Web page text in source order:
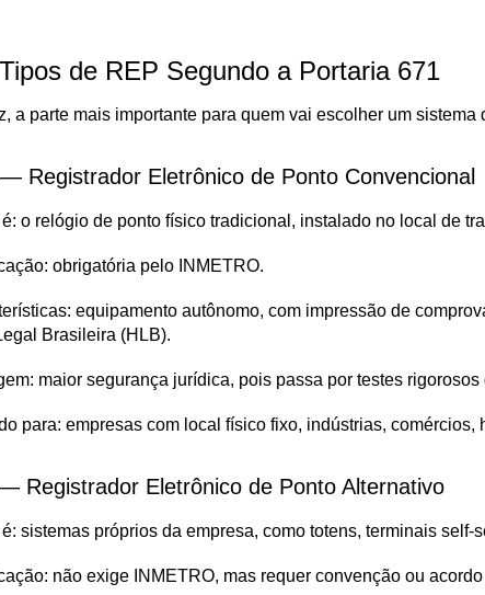
de REP Segundo a Portaria 671
a parte mais importante para quem vai escolher um
Registrador Eletrônico de Ponto Convencional
o relógio de ponto físico tradicional, instalado no local de
obrigatória pelo INMETRO.
equipamento autônomo, com impressão de
Brasileira (HLB).
maior segurança jurídica, pois passa por testes
para: empresas com local físico fixo, indústrias, comércios,
Registrador Eletrônico de Ponto Alternativo
sistemas próprios da empresa, como totens, terminais self-
não exige INMETRO, mas requer convenção ou